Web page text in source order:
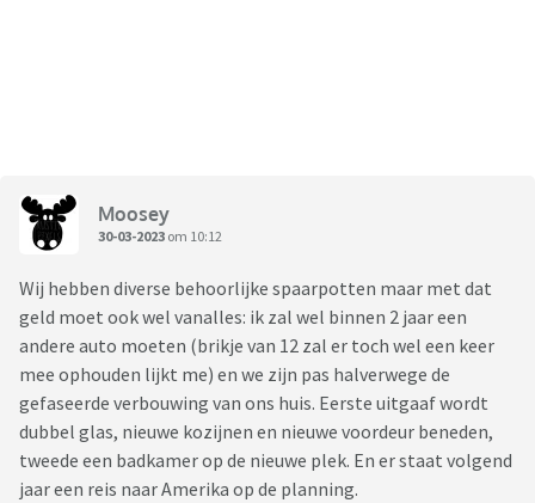
Moosey
30-03-2023 om 10:12
Wij hebben diverse behoorlijke spaarpotten maar met dat
geld moet ook wel vanalles: ik zal wel binnen 2 jaar een
andere auto moeten (brikje van 12 zal er toch wel een keer
mee ophouden lijkt me) en we zijn pas halverwege de
gefaseerde verbouwing van ons huis. Eerste uitgaaf wordt
dubbel glas, nieuwe kozijnen en nieuwe voordeur beneden,
tweede een badkamer op de nieuwe plek. En er staat volgend
jaar een reis naar Amerika op de planning.